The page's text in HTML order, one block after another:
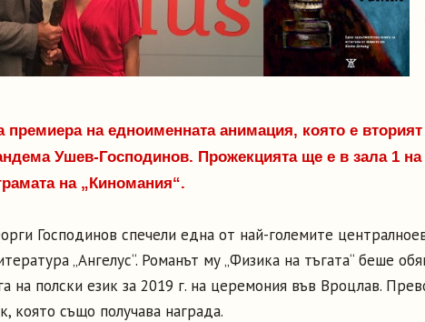
премиера на едноименната анимация, която е
Ушев-Господинов. Прожекцията ще е в зала 1
на „Киномания“.
Господинов спечели една от най-големите
„Ангелус“. Романът му „Физика на тъгата“ беше
на полски език за 2019 г. на церемония във Вроцлав.
която също получава награда.